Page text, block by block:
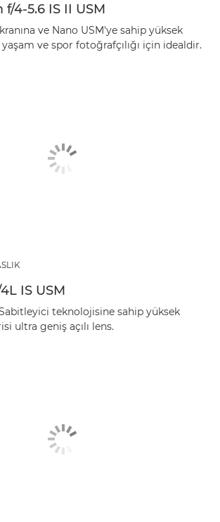
4-5.6 IS II USM
ve Nano USM'ye sahip yüksek
ve spor fotoğrafçılığı için idealdir.
IS USM
teknolojisine sahip yüksek
ultra geniş açılı lens.